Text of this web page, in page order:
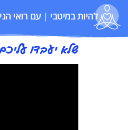
להיות במיטבי | עם רואי
שלא יעבדו